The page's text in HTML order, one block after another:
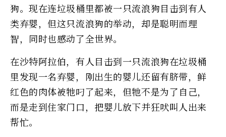
狗。现在连垃圾桶里都被一只流浪狗目击到有人
类弃婴，但这只流浪狗的举动，却是聪明而理
智，同时也感动了全世界。
在沙特阿拉伯，有人目击到一只流浪狗在垃圾桶
里发现一名弃婴，刚出生的婴儿还留有脐带，鲜
红色的肉体被牠叼了起来，但牠不是为了自己，
而是走到住家门口，把婴儿放下并狂吠叫人出来
帮忙。